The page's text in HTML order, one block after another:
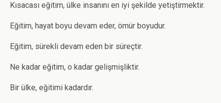
Kısacası eğitim, ülke insanını en iyi şekilde yetiştirmektir.
Eğitim, hayat boyu devam eder, ömür boyudur.
Eğitim, sürekli devam eden bir süreçtir.
Ne kadar eğitim, o kadar gelişmişliktir.
Bir ülke, eğitimi kadardır.